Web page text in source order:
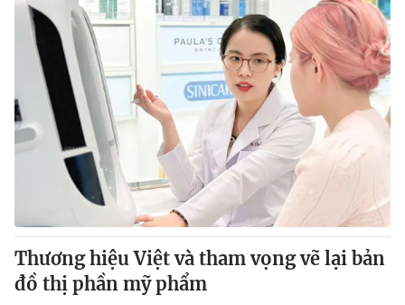
Thương hiệu Việt và tham vọng vẽ lại bản
đồ thị phần mỹ phẩm